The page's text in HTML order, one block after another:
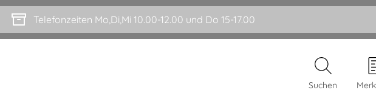
Telefonzeiten Mo,Di,Mi 10.00-12.00 und Do 15-17.00
Suchen